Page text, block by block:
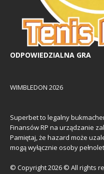
ODPOWIEDZIALNA GRA
WIMBLEDON 2026
Superbet to legalny
Finansów RP na urządzanie
Pamiętaj, że hazard może
mogą wyłącznie osoby
© Copyright 2026 © All rights